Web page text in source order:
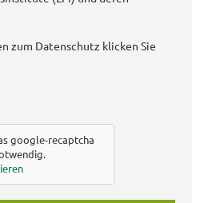
zum Datenschutz klicken Sie
google-recaptcha